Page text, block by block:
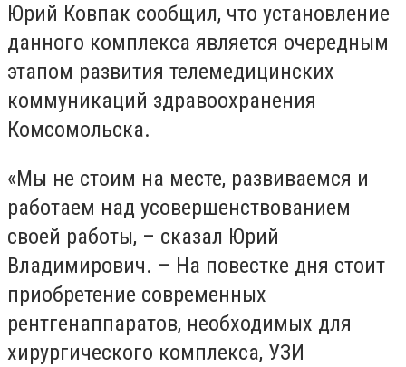
Юрий Ковпак сообщил, что установление
данного комплекса является очередным
этапом развития телемедицинских
коммуникаций здравоохранения
Комсомольска.
«Мы не стоим на месте, развиваемся и
работаем над усовершенствованием
своей работы, – сказал Юрий
Владимирович. – На повестке дня стоит
приобретение современных
рентгенаппаратов, необходимых для
хирургического комплекса, УЗИ